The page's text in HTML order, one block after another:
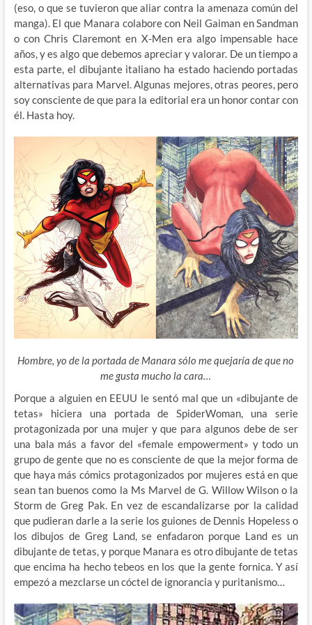
(eso, o que se tuvieron que aliar contra la amenaza común del
manga). El que Manara colabore con Neil Gaiman en Sandman
o con Chris Claremont en X-Men era algo impensable hace
años, y es algo que debemos apreciar y valorar. De un tiempo a
esta parte, el dibujante italiano ha estado haciendo portadas
alternativas para Marvel. Algunas mejores, otras peores, pero
soy consciente de que para la editorial era un honor contar con
él. Hasta hoy.
Hombre, yo de la portada de Manara sólo me quejaría de que no
me gusta mucho la cara…
Porque a alguien en EEUU le sentó mal que un «dibujante de
tetas» hiciera una portada de SpiderWoman, una serie
protagonizada por una mujer y que para algunos debe de ser
una bala más a favor del «female empowerment» y todo un
grupo de gente que no es consciente de que la mejor forma de
que haya más cómics protagonizados por mujeres está en que
sean tan buenos como la Ms Marvel de G. Willow Wilson o la
Storm de Greg Pak. En vez de escandalizarse por la calidad
que pudieran darle a la serie los guiones de Dennis Hopeless o
los dibujos de Greg Land, se enfadaron porque Land es un
dibujante de tetas, y porque Manara es otro dibujante de tetas
que encima ha hecho tebeos en los que la gente fornica. Y así
empezó a mezclarse un cóctel de ignorancia y puritanismo…